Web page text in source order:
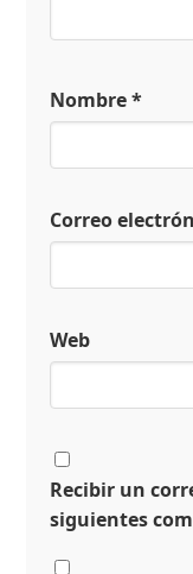
Nombre*
Correo
Web
Recibir un
siguientes